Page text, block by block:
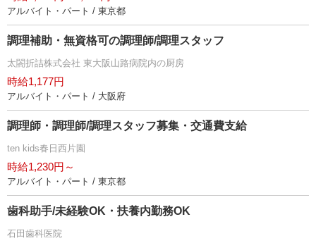
アルバイト・パート / 東京都
調理補助・無資格可の調理師/調理スタッフ
太閤折詰株式会社 東大阪山路病院内の厨房
時給1,177円
アルバイト・パート / 大阪府
調理師・調理師/調理スタッフ募集・交通費支給
ten kids春日西片園
時給1,230円～
アルバイト・パート / 東京都
歯科助手/未経験OK・扶養内勤務OK
石田歯科医院